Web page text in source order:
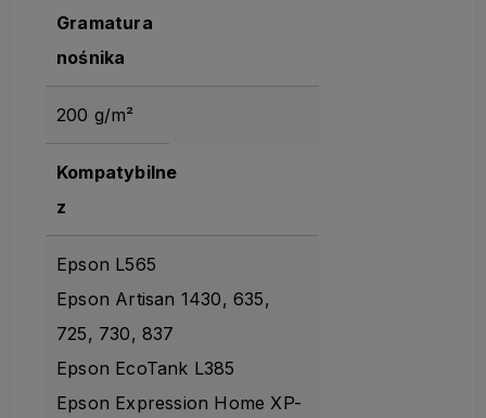
Gramatura
nośnika
200 g/m²
Kompatybilne
z
Epson L565
Epson Artisan 1430, 635,
725, 730, 837
Epson EcoTank L385
Epson Expression Home XP-